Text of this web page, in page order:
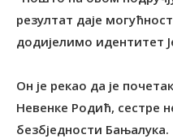
резултат даје
додијелимо идентитет
Он је рекао да је
Невенке Родић, сестре
безбједности Бањалука.